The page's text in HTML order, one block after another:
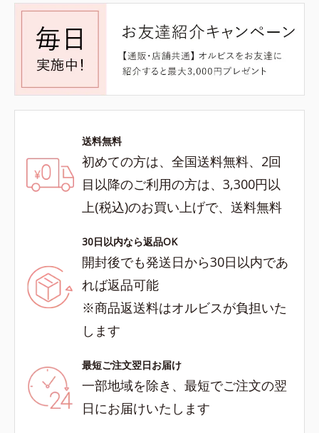
送料無料
初めての方は、全国送料無料、2回
目以降のご利用の方は、3,300円以
上(税込)のお買い上げで、送料無料
30日以内なら返品OK
開封後でも発送日から30日以内であ
れば返品可能
※商品返送料はオルビスが負担いた
します
最短ご注文翌日お届け
一部地域を除き、最短でご注文の翌
日にお届けいたします